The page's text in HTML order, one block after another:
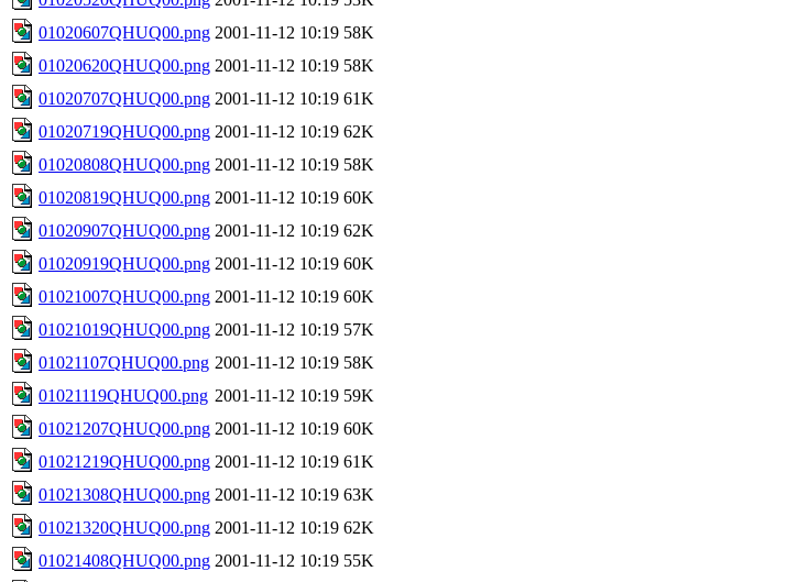
01020607QHUQ00.png 2001-11-12 10:19 58K
01020620QHUQ00.png 2001-11-12 10:19 58K
01020707QHUQ00.png 2001-11-12 10:19 61K
01020719QHUQ00.png 2001-11-12 10:19 62K
01020808QHUQ00.png 2001-11-12 10:19 58K
01020819QHUQ00.png 2001-11-12 10:19 60K
01020907QHUQ00.png 2001-11-12 10:19 62K
01020919QHUQ00.png 2001-11-12 10:19 60K
01021007QHUQ00.png 2001-11-12 10:19 60K
01021019QHUQ00.png 2001-11-12 10:19 57K
01021107QHUQ00.png 2001-11-12 10:19 58K
01021119QHUQ00.png 2001-11-12 10:19 59K
01021207QHUQ00.png 2001-11-12 10:19 60K
01021219QHUQ00.png 2001-11-12 10:19 61K
01021308QHUQ00.png 2001-11-12 10:19 63K
01021320QHUQ00.png 2001-11-12 10:19 62K
01021408QHUQ00.png 2001-11-12 10:19 55K